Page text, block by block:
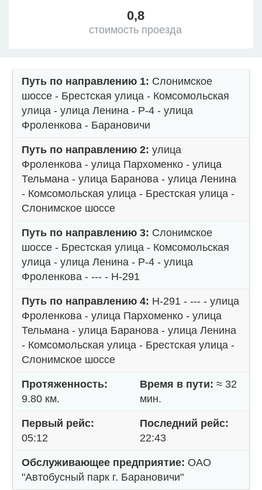
0,8
стоимость проезда
Путь по направлению 1: Слонимское
шоссе - Брестская улица - Комсомольская
улица - улица Ленина - Р-4 - улица
Фроленкова - Барановичи
Путь по направлению 2: улица
Фроленкова - улица Пархоменко - улица
Тельмана - улица Баранова - улица Ленина
- Комсомольская улица - Брестская улица -
Слонимское шоссе
Путь по направлению 3: Слонимское
шоссе - Брестская улица - Комсомольская
улица - улица Ленина - Р-4 - улица
Фроленкова - --- - Н-291
Путь по направлению 4: Н-291 - --- - улица
Фроленкова - улица Пархоменко - улица
Тельмана - улица Баранова - улица Ленина
- Комсомольская улица - Брестская улица -
Слонимское шоссе
Протяженность:
9.80 км.
Время в пути: ≈ 32
мин.
Первый рейс:
05:12
Последний рейс:
22:43
Обслуживающее предприятие: ОАО
"Автобусный парк г. Барановичи"